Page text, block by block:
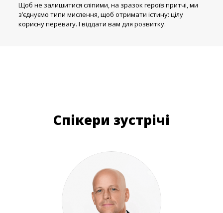
Щоб не залишитися сліпими, на зразок героїв притчі, ми
з’єднуємо типи мислення, щоб отримати істину: цілу
корисну перевагу. І віддати вам для розвитку.
Спікери зустрічі